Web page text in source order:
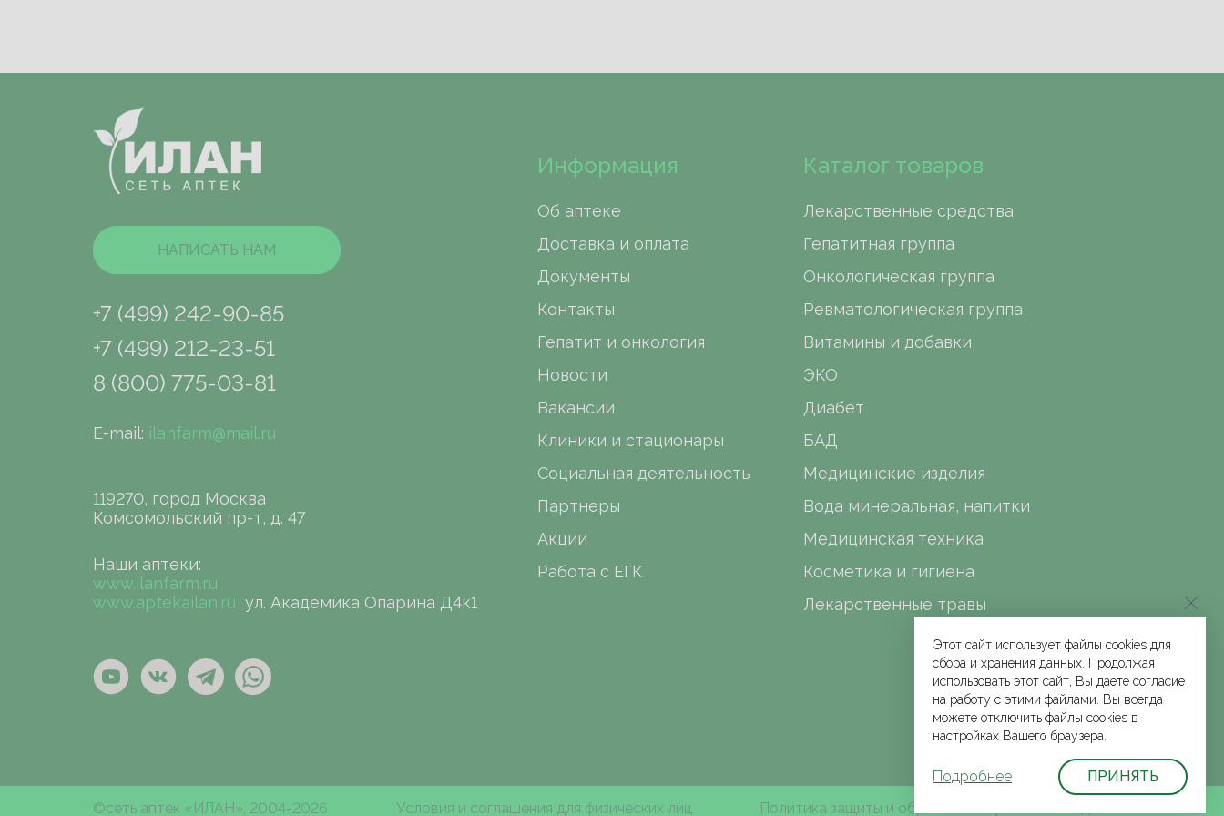
НАПИСАТЬ НАМ
+7 (499) 242-90-85
+7 (499) 212-23-51
8 (800) 775-03-81
E-mail: ilanfarm@mail.ru
119270, город Москва
Комсомольский пр-т, д. 47
Наши аптеки:
www.ilanfarm.ru
www.aptekailan.ru ул. Академика Опарина Д4к1
Информация
Об аптеке
Доставка и оплата
Документы
Контакты
Гепатит и онкология
Новости
Вакансии
Клиники и стационары
Социальная деятельность
Партнеры
Акции
Работа с ЕГК
Каталог товаров
Лекарственные средства
Гепатитная группа
Онкологическая группа
Ревматологическая группа
Витамины и добавки
ЭКО
Диабет
БАД
Медицинские изделия
Вода минеральная, напитки
Медицинская техника
Косметика и гигиена
Лекарственные травы
©сеть аптек «ИЛАН», 2004-2026 Условия и соглашения для физических лиц Политика защиты и обработки персональных данных
Этот сайт использует файлы cookies для
сбора и хранения данных. Продолжая
использовать этот сайт, Вы даете согласие
на работу с этими файлами. Вы всегда
можете отключить файлы cookies в
настройках Вашего браузера.
Подробнее ПРИНЯТЬ